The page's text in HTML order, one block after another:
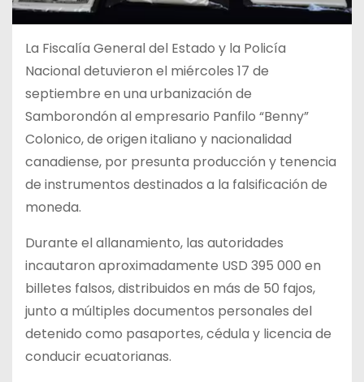
La Fiscalía General del Estado y la Policía
Nacional detuvieron el miércoles 17 de
septiembre en una urbanización de
Samborondón al empresario Panfilo “Benny”
Colonico, de origen italiano y nacionalidad
canadiense, por presunta producción y tenencia
de instrumentos destinados a la falsificación de
moneda.
Durante el allanamiento, las autoridades
incautaron aproximadamente USD 395 000 en
billetes falsos, distribuidos en más de 50 fajos,
junto a múltiples documentos personales del
detenido como pasaportes, cédula y licencia de
conducir ecuatorianas.